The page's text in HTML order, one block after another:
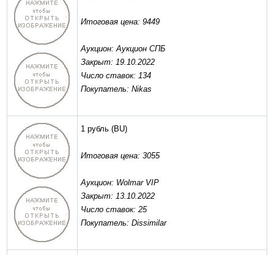
Итоговая цена: 9449
Аукцион: Аукцион СПБ
Закрыт: 19.10.2022
Число ставок: 134
Покупатель: Nikas
1 рубль (BU)
Итоговая цена: 3055
Аукцион: Wolmar VIP
Закрыт: 13.10.2022
Число ставок: 25
Покупатель: Dissimilar